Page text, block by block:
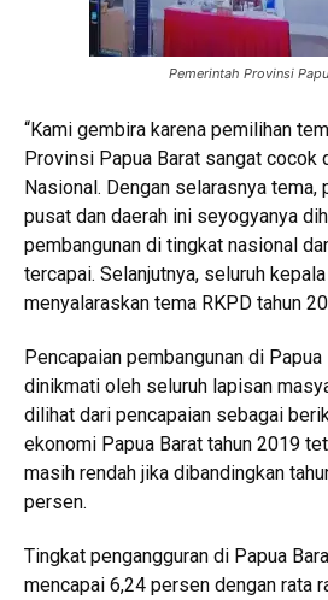
Pemerintah Provinsi
“Kami gembira karena pemilihan
Provinsi Papua Barat sangat cocok
Nasional. Dengan selarasnya tema,
pusat dan daerah ini seyogyanya
pembangunan di tingkat nasional
tercapai. Selanjutnya, seluruh
menyalaraskan tema RKPD tahun
Pencapaian pembangunan di
dinikmati oleh seluruh lapisan
dilihat dari pencapaian sebagai
ekonomi Papua Barat tahun 2019
masih rendah jika dibandingkan
persen.
Tingkat pengangguran di Papua
mencapai 6,24 persen dengan rata